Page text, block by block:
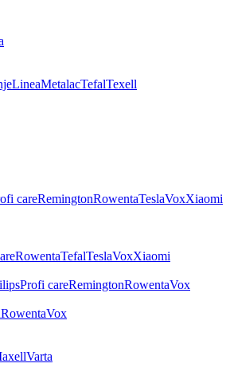
LineaMetalacTefalTexell
careRemingtonRowentaTeslaVoxXiaomi
RowentaTefalTeslaVoxXiaomi
Profi careRemingtonRowentaVox
RowentaVox
Varta